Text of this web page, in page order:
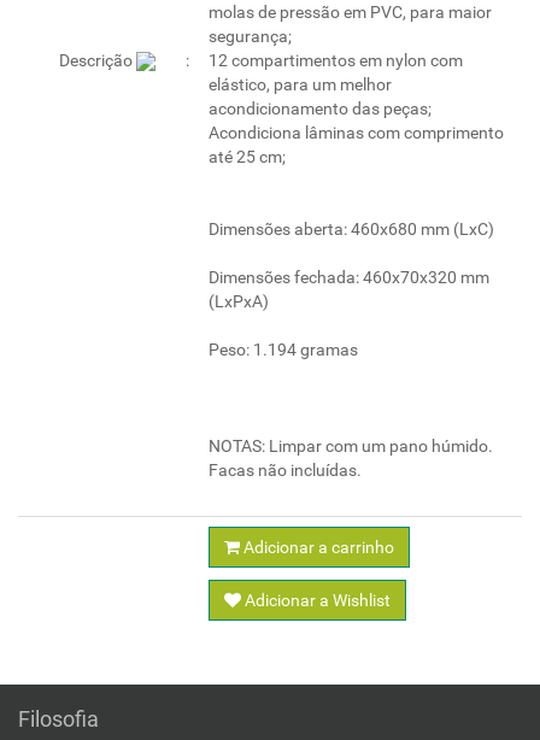
Descrição
molas de pressão em PVC, para maior
segurança;
12 compartimentos em nylon com
elástico, para um melhor
acondicionamento das peças;
Acondiciona lâminas com comprimento
até 25 cm;
Dimensões aberta: 460x680 mm (LxC)
Dimensões fechada: 460x70x320 mm
(LxPxA)
Peso: 1.194 gramas
NOTAS: Limpar com um pano húmido.
Facas não incluídas.
Adicionar a carrinho
Adicionar a Wishlist
Filosofia